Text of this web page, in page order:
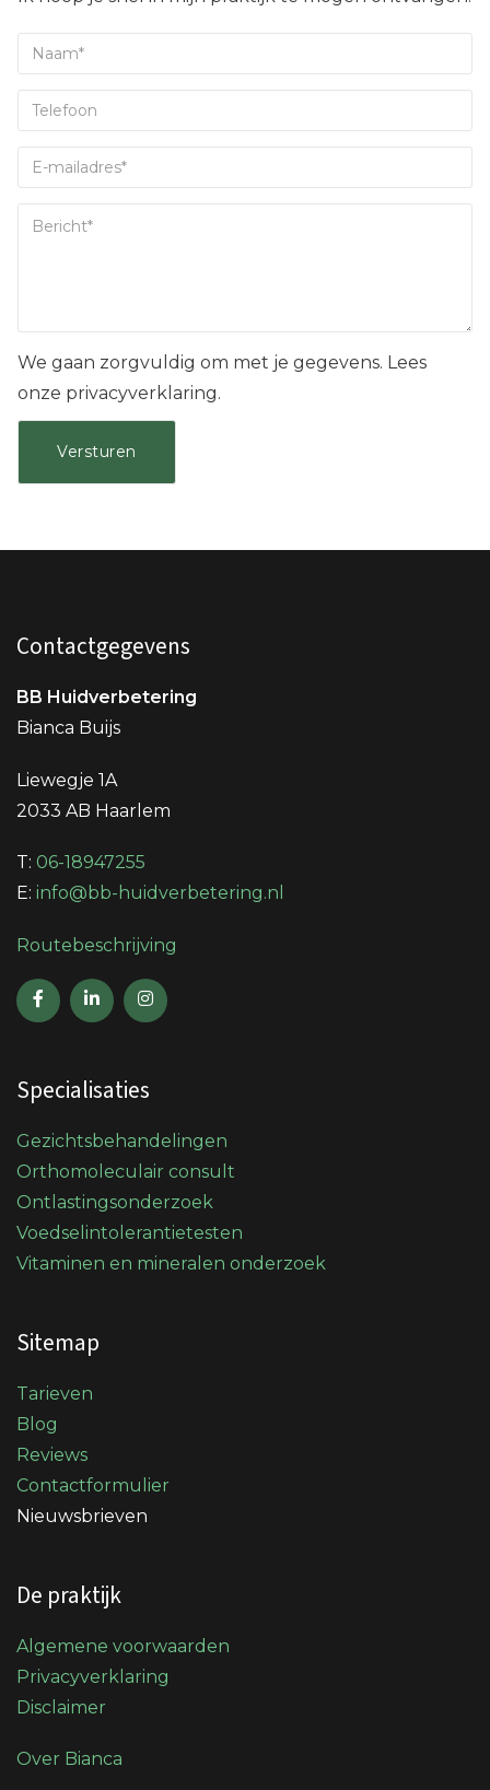
We gaan zorgvuldig om met je gegevens. Lees
onze privacyverklaring.
Contactgegevens
BB Huidverbetering
Bianca Buijs
Liewegje 1A
2033 AB Haarlem
T: 06-18947255
E: info@bb-huidverbetering.nl
Routebeschrijving
Specialisaties
Gezichtsbehandelingen
Orthomoleculair consult
Ontlastingsonderzoek
Voedselintolerantietesten
Vitaminen en mineralen onderzoek
Sitemap
Tarieven
Blog
Reviews
Contactformulier
Nieuwsbrieven
De praktijk
Algemene voorwaarden
Privacyverklaring
Disclaimer
Over Bianca